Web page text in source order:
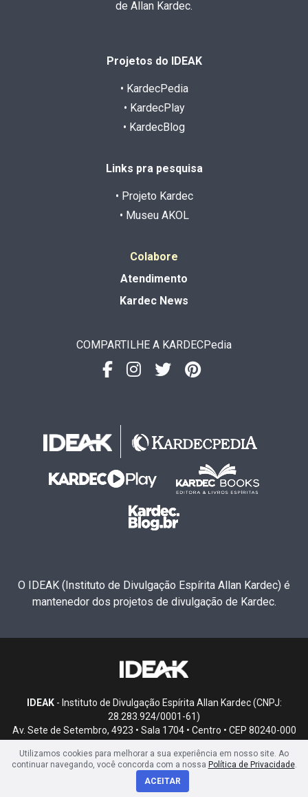
de Allan Kardec.
Projetos do IDEAK
• KardecPedia
• KardecPlay
• KardecBlog
Links pra pesquisa
• Projeto Kardec
• Museu AKOL
Colabore
Atendimento
Kardec News
COMPARTILHE A KARDECPedia
O IDEAK (Instituto de Divulgação Espírita Allan Kardec) é
mantenedor dos projetos de divulgação de Kardec.
IDEAK- Instituto de Divulgação Espírita Allan Kardec (CNPJ:
28.283.924/0001-61)
Av. Sete de Setembro, 4923 • Sala 1704 • Centro • CEP 80240-000
Utilizamos cookies para melhorar a sua experiência em nosso site. Ao
continuar navegando, você concorda com a nossa Política de Privacidade.
ACEITAR